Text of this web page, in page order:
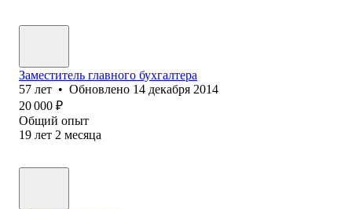
Заместитель главного бухгалтера
57 лет • Обновлено 14 декабря 2014
20 000 ₽
Общий опыт
19 лет 2 месяца